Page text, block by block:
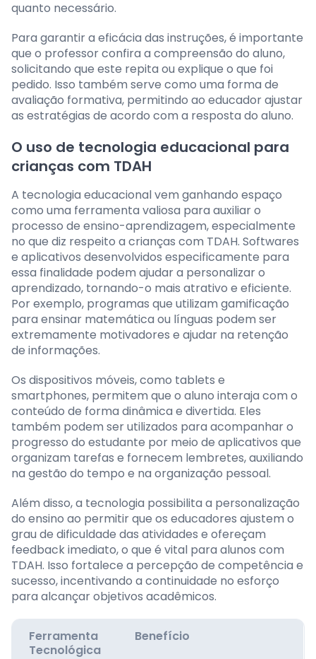
quanto necessário.
Para garantir a eficácia das instruções, é importante
que o professor confira a compreensão do aluno,
solicitando que este repita ou explique o que foi
pedido. Isso também serve como uma forma de
avaliação formativa, permitindo ao educador ajustar
as estratégias de acordo com a resposta do aluno.
O uso de tecnologia educacional para
crianças com TDAH
A tecnologia educacional vem ganhando espaço
como uma ferramenta valiosa para auxiliar o
processo de ensino-aprendizagem, especialmente
no que diz respeito a crianças com TDAH. Softwares
e aplicativos desenvolvidos especificamente para
essa finalidade podem ajudar a personalizar o
aprendizado, tornando-o mais atrativo e eficiente.
Por exemplo, programas que utilizam gamificação
para ensinar matemática ou línguas podem ser
extremamente motivadores e ajudar na retenção
de informações.
Os dispositivos móveis, como tablets e
smartphones, permitem que o aluno interaja com o
conteúdo de forma dinâmica e divertida. Eles
também podem ser utilizados para acompanhar o
progresso do estudante por meio de aplicativos que
organizam tarefas e fornecem lembretes, auxiliando
na gestão do tempo e na organização pessoal.
Além disso, a tecnologia possibilita a personalização
do ensino ao permitir que os educadores ajustem o
grau de dificuldade das atividades e ofereçam
feedback imediato, o que é vital para alunos com
TDAH. Isso fortalece a percepção de competência e
sucesso, incentivando a continuidade no esforço
para alcançar objetivos acadêmicos.
Ferramenta
Tecnológica
Benefício